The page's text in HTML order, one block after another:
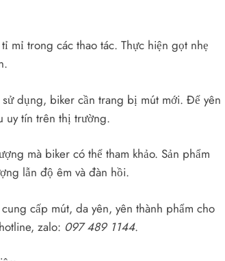
mỉ trong các thao tác. Thực hiện gọt nhẹ
dụng, biker cần trang bị mút mới. Để yên
uy tín trên thị trường.
mà biker có thể tham khảo. Sản phẩm
lẫn độ êm và đàn hồi.
cấp mút, da yên, yên thành phẩm cho
zalo: 097 489 1144.